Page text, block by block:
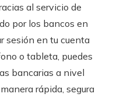
al servicio de
por los bancos en
sesión en tu cuenta
o tableta, puedes
bancarias a nivel
rápida, segura